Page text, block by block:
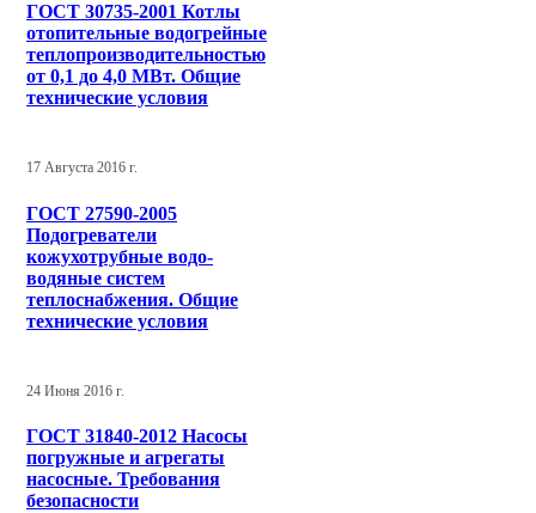
ГОСТ 30735-2001 Котлы
отопительные водогрейные
теплопроизводительностью
от 0,1 до 4,0 МВт. Общие
технические условия
17 Августа 2016 г.
ГОСТ 27590-2005
Подогреватели
кожухотрубные водо-
водяные систем
теплоснабжения. Общие
технические условия
24 Июня 2016 г.
ГОСТ 31840-2012 Насосы
погружные и агрегаты
насосные. Требования
безопасности